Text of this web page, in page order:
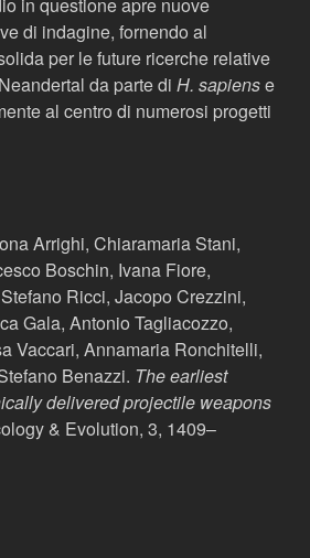
di indagine, fornendo al
per le future ricerche relative
da parte di H. sapiense
al centro di numerosi progetti
Arrighi, Chiaramaria Stani,
Boschin, Ivana Fiore,
Ricci, Jacopo Crezzini,
Gala, Antonio Tagliacozzo,
Vaccari, Annamaria Ronchitelli,
Benazzi. The earliest
delivered projectile weapons
& Evolution, 3, 1409–